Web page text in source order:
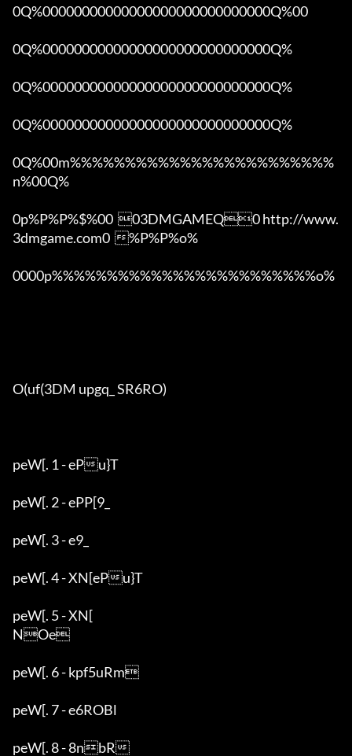
0Q%00000000000000000000000000000Q%00
0Q%00000000000000000000000000000Q%
0Q%00000000000000000000000000000Q%
0Q%00000000000000000000000000000Q%
0Q%00m%%%%%%%%%%%%%%%%%%%%%%%%
n%00Q%
0p%P%P%$%00  03DMGAMEQ0 http://www.
3dmgame.com0  %P%P%o%
0000p%%%%%%%%%%%%%%%%%%%%%%%%o%
O(uf(3DM upgq_ SR6RO)
peW[. 1 - ePu}T
peW[. 2 - ePP[9_
peW[. 3 - e9_
peW[. 4 - XN[ePu}T
peW[. 5 - XN[
NOe
peW[. 6 - kpf5uRm
peW[. 7 - e6ROBl
peW[. 8 - 8nbR